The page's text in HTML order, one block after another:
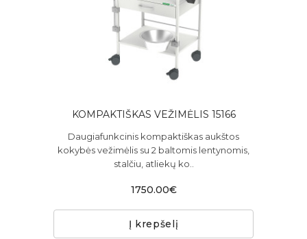
KOMPAKTIŠKAS VEŽIMĖLIS 15166
Daugiafunkcinis kompaktiškas aukštos
kokybės vežimėlis su 2 baltomis lentynomis,
stalčiu, atliekų ko..
1750.00€
Į krepšelį